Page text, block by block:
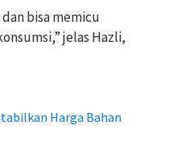
bisa memicu
jelas Hazli,
Harga Bahan